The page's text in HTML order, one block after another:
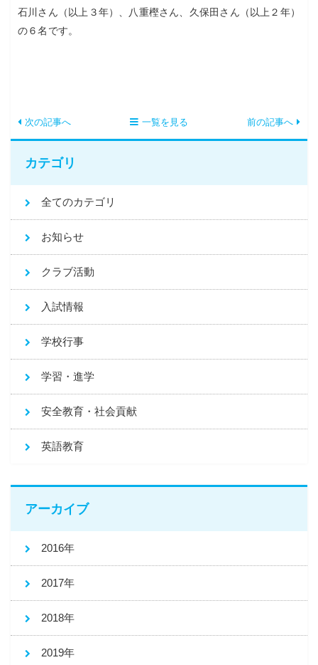
石川さん（以上３年）、八重樫さん、久保田さん（以上２年）
の６名です。
次の記事へ 一覧を見る 前の記事へ
カテゴリ
全てのカテゴリ
お知らせ
クラブ活動
入試情報
学校行事
学習・進学
安全教育・社会貢献
英語教育
アーカイブ
2016年
2017年
2018年
2019年